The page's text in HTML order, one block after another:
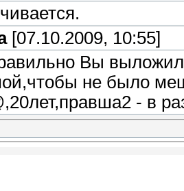
[07.10.2009, 10:55]
Вы
не было
- в